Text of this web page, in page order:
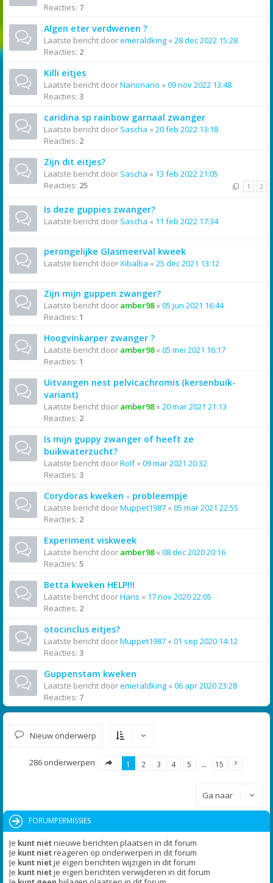
Reacties: 7
Algen eter verdwenen ?
Laatste bericht dooremeraldking « 28 dec 2022 15:28
Reacties: 2
Killi eitjes
Laatste bericht doorNanonano « 09 nov 2022 13:48
Reacties: 3
caridina sp rainbow garnaal zwanger
Laatste bericht door Sascha « 20 feb 2022 13:18
Reacties: 2
Zijn dit eitjes?
Laatste bericht door Sascha « 13 feb 2022 21:05
Reacties: 25 1 2
Is deze guppies zwanger?
Laatste bericht door Sascha « 11 feb 2022 17:34
perongelijke Glasmeerval kweek
Laatste bericht doorXibalba « 25 dec 2021 13:12
Zijn mijn guppen zwanger?
Laatste bericht door amber98« 05 jun 2021 16:44
Reacties: 1
Hoogvinkarper zwanger ?
Laatste bericht door amber98« 05 mei 2021 16:17
Reacties: 1
Uitvangen nest pelvicachromis (kersenbuik-
variant)
Laatste bericht door amber98« 20 mar 2021 21:13
Reacties: 2
Is mijn guppy zwanger of heeft ze
buikwaterzucht?
Laatste bericht doorRolf« 09 mar 2021 20:32
Reacties: 3
Corydoras kweken - probleempje
Laatste bericht doorMuppet1987 « 05 mar 2021 22:55
Reacties: 2
Experiment viskweek
Laatste bericht door amber98« 08 dec 2020 20:16
Reacties: 5
Betta kweken HELP!!!
Laatste bericht doorHans « 17 nov 2020 22:05
Reacties: 2
otocinclus eitjes?
Laatste bericht doorMuppet1987 « 01 sep 2020 14:12
Reacties: 3
Guppenstam kweken
Laatste bericht dooremeraldking « 06 apr 2020 23:28
Reacties: 7
Nieuw onderwerp
286 onderwerpen 1 2 3 4 5 … 15
Ga naar
FORUMPERMISSIES
Je kunt nietnieuwe berichten plaatsen in dit forum
Je kunt nietreageren op onderwerpen in dit forum
Je kunt nietje eigen berichten wijzigen in dit forum
Je kunt nietje eigen berichten verwijderen in dit forum